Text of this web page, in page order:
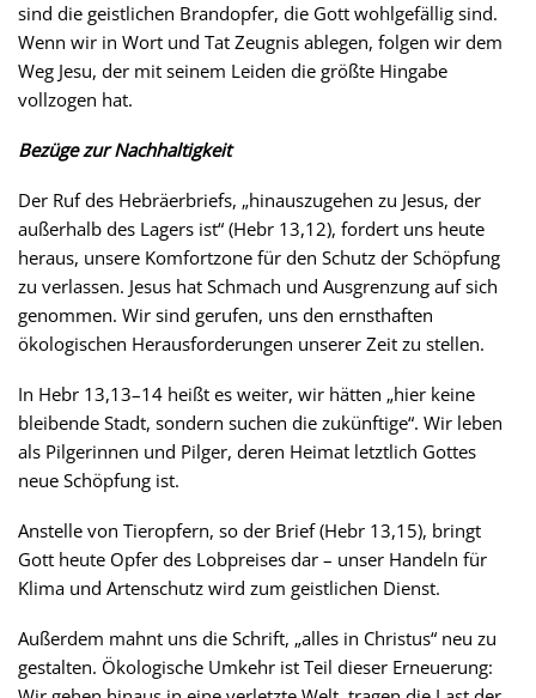
sind die geistlichen Brandopfer, die Gott wohlgefällig sind.
Wenn wir in Wort und Tat Zeugnis ablegen, folgen wir dem
Weg Jesu, der mit seinem Leiden die größte Hingabe
vollzogen hat.
Bezüge zur Nachhaltigkeit
Der Ruf des Hebräerbriefs, „hinauszugehen zu Jesus, der
außerhalb des Lagers ist“ (Hebr 13,12), fordert uns heute
heraus, unsere Komfortzone für den Schutz der Schöpfung
zu verlassen. Jesus hat Schmach und Ausgrenzung auf sich
genommen. Wir sind gerufen, uns den ernsthaften
ökologischen Herausforderungen unserer Zeit zu stellen.
In Hebr 13,13–14 heißt es weiter, wir hätten „hier keine
bleibende Stadt, sondern suchen die zukünftige“. Wir leben
als Pilgerinnen und Pilger, deren Heimat letztlich Gottes
neue Schöpfung ist.
Anstelle von Tieropfern, so der Brief (Hebr 13,15), bringt
Gott heute Opfer des Lobpreises dar – unser Handeln für
Klima und Artenschutz wird zum geistlichen Dienst.
Außerdem mahnt uns die Schrift, „alles in Christus“ neu zu
gestalten. Ökologische Umkehr ist Teil dieser Erneuerung: